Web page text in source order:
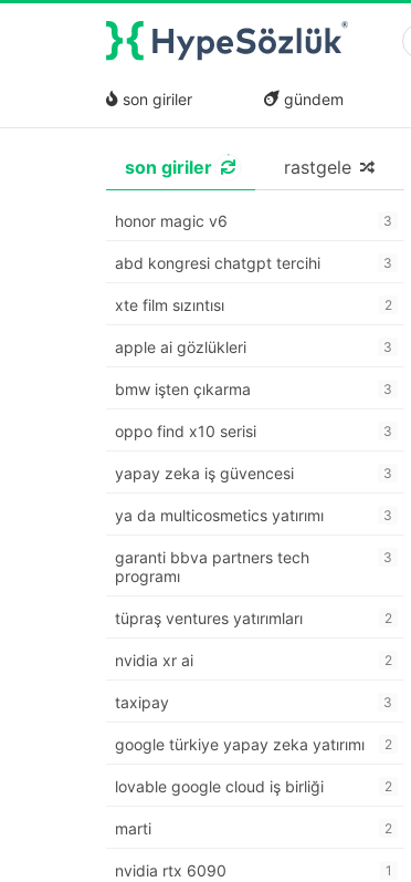
son giriler gündem
son giriler rastgele
honor magic v6 3
abd kongresi chatgpt tercihi 3
xte film sızıntısı 2
apple ai gözlükleri 3
bmw işten çıkarma 3
oppo find x10 serisi 3
yapay zeka iş güvencesi 3
ya da multicosmetics yatırımı 3
garanti bbva partners tech
programı
3
tüpraş ventures yatırımları 2
nvidia xr ai 2
taxipay 3
google türkiye yapay zeka yatırımı 2
lovable google cloud iş birliği 2
marti 2
nvidia rtx 6090 1